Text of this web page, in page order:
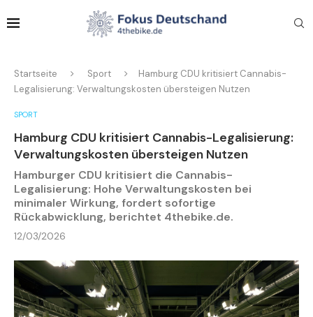
Startseite Sport
Hamburg CDU kritisiert Cannabis-
Legalisierung: Verwaltungskosten übersteigen Nutzen
SPORT
Hamburg CDU kritisiert Cannabis-Legalisierung:
Verwaltungskosten übersteigen Nutzen
Hamburger CDU kritisiert die Cannabis-
Legalisierung: Hohe Verwaltungskosten bei
minimaler Wirkung, fordert sofortige
Rückabwicklung, berichtet 4thebike.de.
12/03/2026